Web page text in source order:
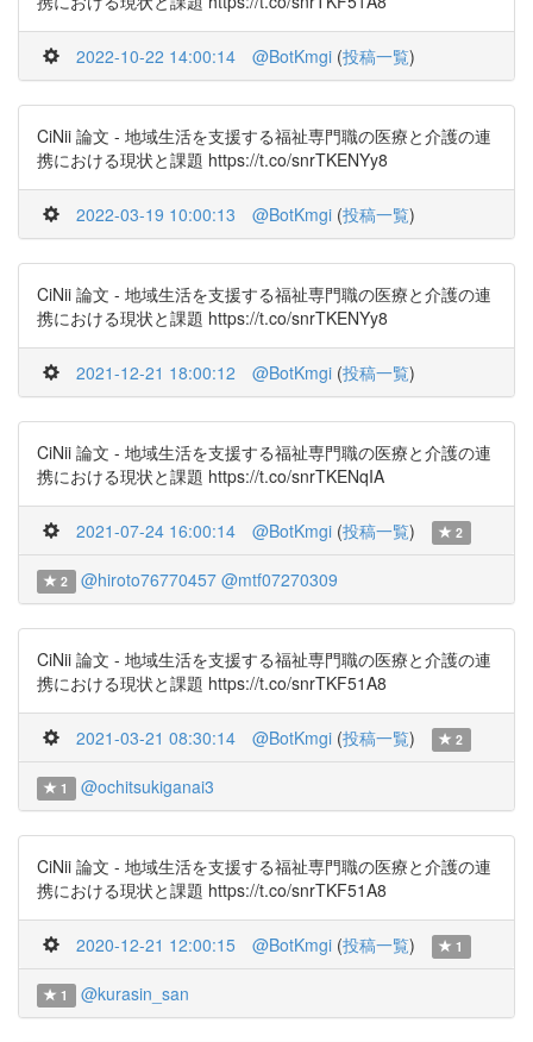
2022-10-22 14:00:14 @BotKmgi (投稿一覧)
CiNii 論文 - 地域生活を支援する福祉専門職の医療と介護の連
携における現状と課題 https://t.co/snrTKENYy8
2022-03-19 10:00:13 @BotKmgi (投稿一覧)
CiNii 論文 - 地域生活を支援する福祉専門職の医療と介護の連
携における現状と課題 https://t.co/snrTKENYy8
2021-12-21 18:00:12 @BotKmgi (投稿一覧)
CiNii 論文 - 地域生活を支援する福祉専門職の医療と介護の連
携における現状と課題 https://t.co/snrTKENqIA
2021-07-24 16:00:14 @BotKmgi (投稿一覧) 2
2 @hiroto76770457 @mtf07270309
CiNii 論文 - 地域生活を支援する福祉専門職の医療と介護の連
携における現状と課題 https://t.co/snrTKF51A8
2021-03-21 08:30:14 @BotKmgi (投稿一覧) 2
1 @ochitsukiganai3
CiNii 論文 - 地域生活を支援する福祉専門職の医療と介護の連
携における現状と課題 https://t.co/snrTKF51A8
2020-12-21 12:00:15 @BotKmgi (投稿一覧) 1
1 @kurasin_san